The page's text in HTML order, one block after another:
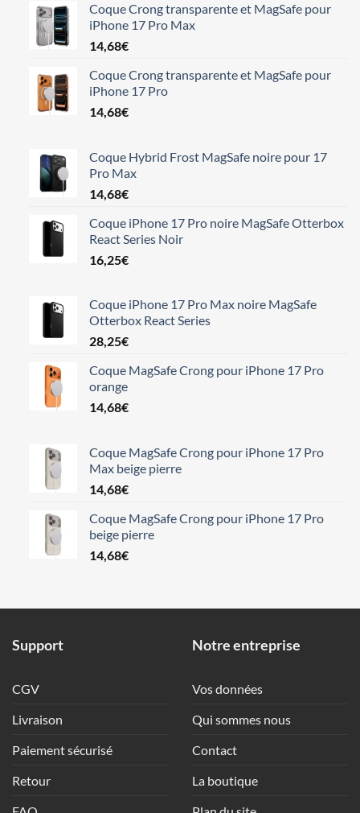
Coque Crong transparente et MagSafe pour
iPhone 17 Pro Max
14,68€
Coque Crong transparente et MagSafe pour
iPhone 17 Pro
14,68€
Coque Hybrid Frost MagSafe noire pour 17
Pro Max
14,68€
Coque iPhone 17 Pro noire MagSafe Otterbox
React Series Noir
16,25€
Coque iPhone 17 Pro Max noire MagSafe
Otterbox React Series
28,25€
Coque MagSafe Crong pour iPhone 17 Pro
orange
14,68€
Coque MagSafe Crong pour iPhone 17 Pro
Max beige pierre
14,68€
Coque MagSafe Crong pour iPhone 17 Pro
beige pierre
14,68€
Support
CGV
Livraison
Paiement sécurisé
Retour
Notre entreprise
Vos données
Qui sommes nous
Contact
La boutique